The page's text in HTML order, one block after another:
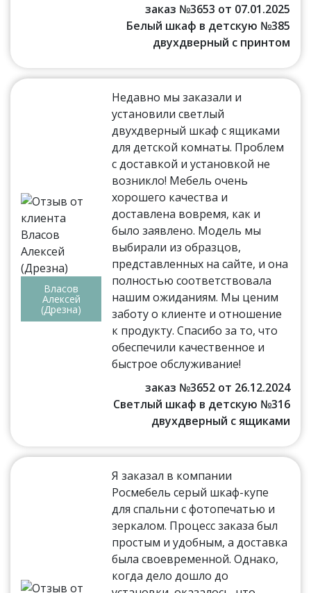
заказ №3653 от 07.01.2025
Белый шкаф в детскую №385
двухдверный с принтом
Власов
Алексей
(Дрезна)
Недавно мы заказали и
установили светлый
двухдверный шкаф с ящиками
для детской комнаты. Проблем
с доставкой и установкой не
возникло! Мебель очень
хорошего качества и
доставлена вовремя, как и
было заявлено. Модель мы
выбирали из образцов,
представленных на сайте, и она
полностью соответствовала
нашим ожиданиям. Мы ценим
заботу о клиенте и отношение
к продукту. Спасибо за то, что
обеспечили качественное и
быстрое обслуживание!
заказ №3652 от 26.12.2024
Светлый шкаф в детскую №316
двухдверный с ящиками
Я заказал в компании
Росмебель серый шкаф-купе
для спальни с фотопечатью и
зеркалом. Процесс заказа был
простым и удобным, а доставка
была своевременной. Однако,
когда дело дошло до